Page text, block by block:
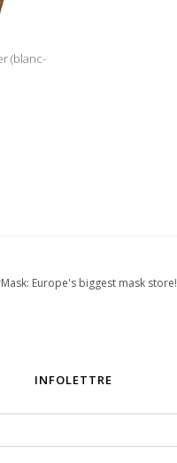
(blanc-
Europe's biggest mask store!
INFOLETTRE